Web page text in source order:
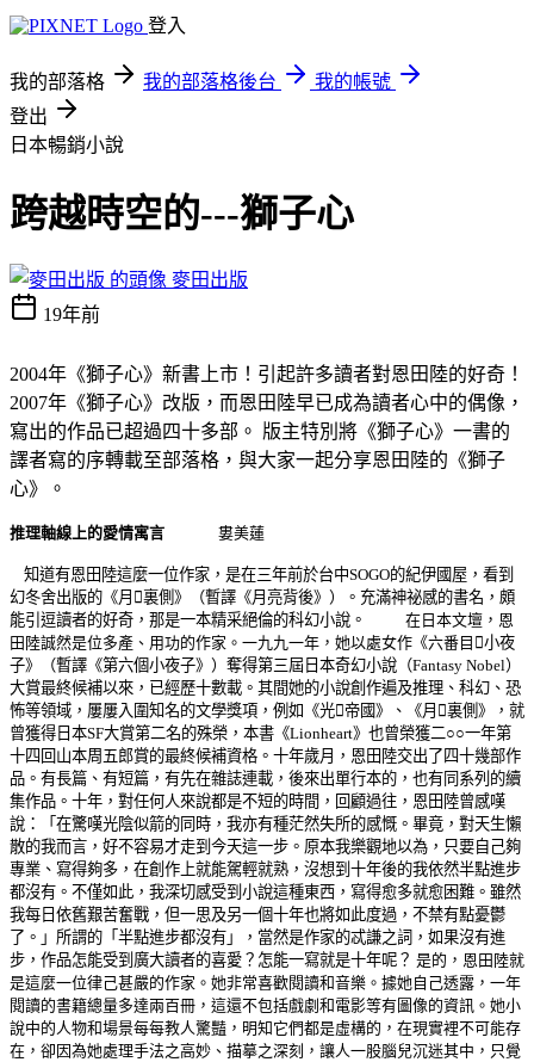
登入
我的部落格 我的部落格後台
我的帳號
登出
日本暢銷小說
跨越時空的---獅子心
麥田出版
19年前
2004年《獅子心》新書上市！引起許多讀者對恩田陸的好奇！
2007年《獅子心》改版，而恩田陸早已成為讀者心中的偶像，
寫出的作品已超過四十多部。 版主特別將《獅子心》一書的
譯者寫的序轉載至部落格，與大家一起分享恩田陸的《獅子
心》。
推理軸線上的愛情寓言 婁美蓮
知道有恩田陸這麼一位作家，是在三年前於台中SOGO的紀伊國屋，看到
幻冬舍出版的《月 裏側》（暫譯《月亮背後》）。充滿神祕感的書名，頗
能引逗讀者的好奇，那是一本精采絕倫的科幻小說。
在日本文壇，恩
田陸誠然是位多產、用功的作家。一九九一年，她以處女作《六番目 小夜
子》（暫譯《第六個小夜子》）奪得第三屆日本奇幻小說（Fantasy Nobel）
大賞最終候補以來，已經歷十數載。其間她的小說創作遍及推理、科幻、恐
怖等領域，屢屢入圍知名的文學獎項，例如《光 帝國》、《月 裏側》，就
曾獲得日本SF大賞第二名的殊榮，本書《Lionheart》也曾榮獲二○○一年第
十四回山本周五郎賞的最終候補資格。十年歲月，恩田陸交出了四十幾部作
品。有長篇、有短篇，有先在雜誌連載，後來出單行本的，也有同系列的續
集作品。十年，對任何人來說都是不短的時間，回顧過往，恩田陸曾感嘆
說：「在驚嘆光陰似箭的同時，我亦有種茫然失所的感慨。畢竟，對天生懶
散的我而言，好不容易才走到今天這一步。原本我樂觀地以為，只要自己夠
專業、寫得夠多，在創作上就能駕輕就熟，沒想到十年後的我依然半點進步
都沒有。不僅如此，我深切感受到小說這種東西，寫得愈多就愈困難。雖然
我每日依舊艱苦奮戰，但一思及另一個十年也將如此度過，不禁有點憂鬱
了。」所謂的「半點進步都沒有」，當然是作家的忒謙之詞，如果沒有進
步，作品怎能受到廣大讀者的喜愛？怎能一寫就是十年呢？ 是的，恩田陸就
是這麼一位律己甚嚴的作家。她非常喜歡閱讀和音樂。據她自己透露，一年
閱讀的書籍總量多達兩百冊，這還不包括戲劇和電影等有圖像的資訊。她小
說中的人物和場景每每教人驚豔，明知它們都是虛構的，在現實裡不可能存
在，卻因為她處理手法之高妙、描摹之深刻，讓人一股腦兒沉迷其中，只覺